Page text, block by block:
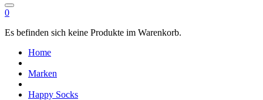
0
Es befinden sich keine Produkte im Warenkorb.
Home
Marken
Happy Socks